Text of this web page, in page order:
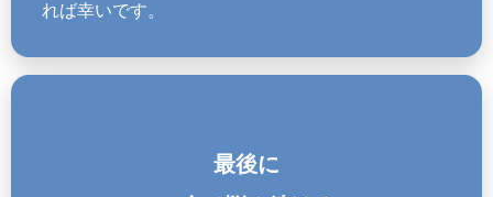
れば幸いです。
最後に